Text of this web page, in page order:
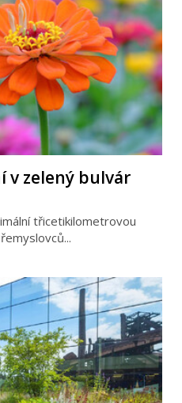
v zelený bulvár
třicetikilometrovou